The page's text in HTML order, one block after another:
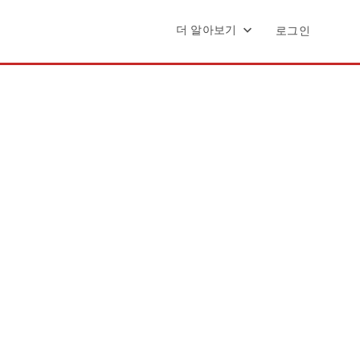
더 알아보기 로그인